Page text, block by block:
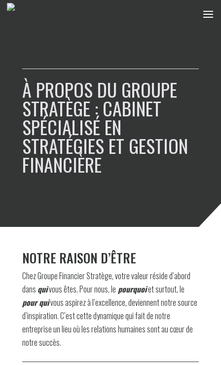
À PROPOS DU GROUPE
STRATÈGE : CABINET
SPÉCIALISÉ EN
STRATÉGIES ET GESTION
FINANCIÈRE
NOTRE RAISON D’ÊTRE
Chez Groupe Financier Stratège, votre valeur réside d’abord
dans quivous êtes. Pour nous, le pourquoiet surtout, le
pour quivous aspirez à l’excellence, deviennent notre source
d’inspiration. C’est cette dynamique qui fait de notre
entreprise un lieu où les relations humaines sont au cœur de
notre succès.